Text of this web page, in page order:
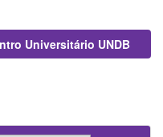
Universitário UNDB